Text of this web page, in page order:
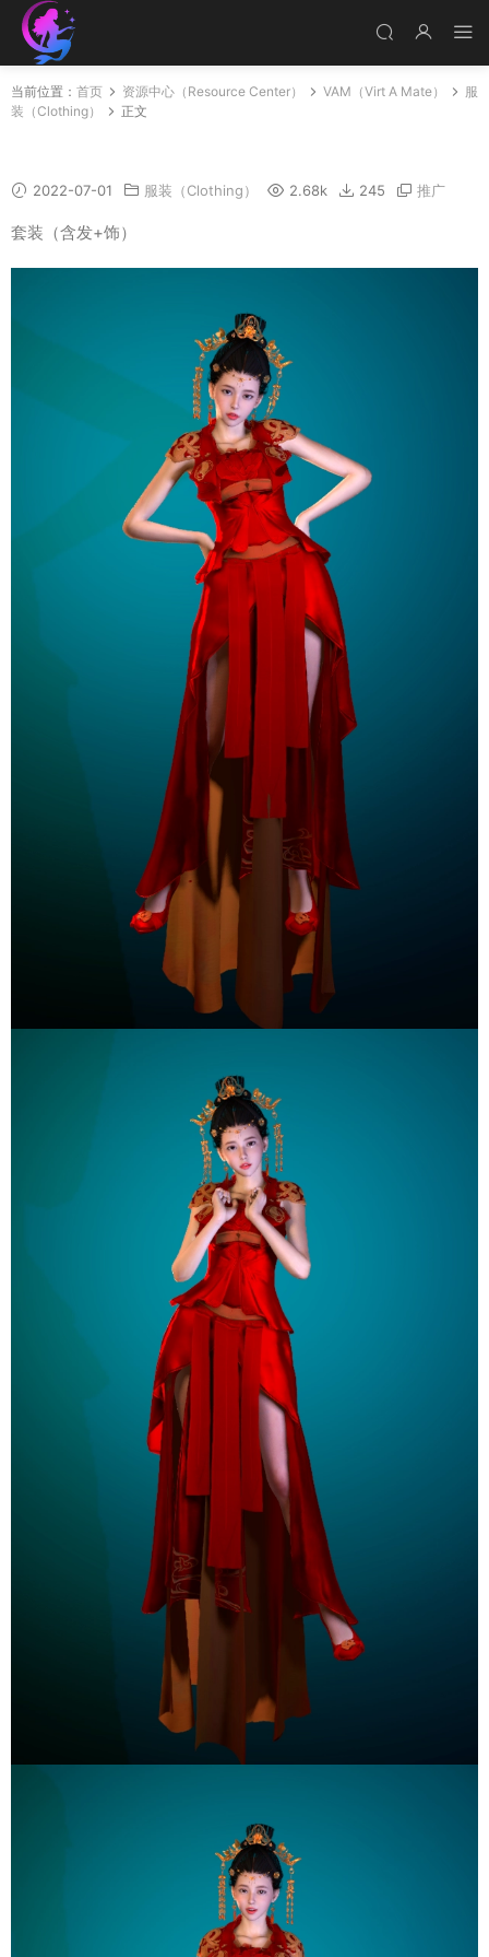
当前位置： 首页 资源中心（Resource Center） VAM（Virt A Mate）
服
装（Clothing）
正文
2022-07-01 服装（Clothing） 2.68k 245 推广
套装（含发+饰）